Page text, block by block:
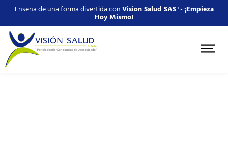
Enseña de una forma divertida conVision Salud SASⁱ -¡Empieza
Hoy Mismo!